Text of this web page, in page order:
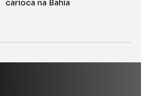
carioca na Bahia